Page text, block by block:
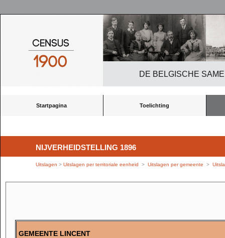
DE BELGISCHE
Startpagina Toelichting
NIJVERHEIDSTELLING 1896
Uitslagen > Uitslagen per territoriale eenheid > Uitslagen per gemeente >
GEMEENTE LINCENT